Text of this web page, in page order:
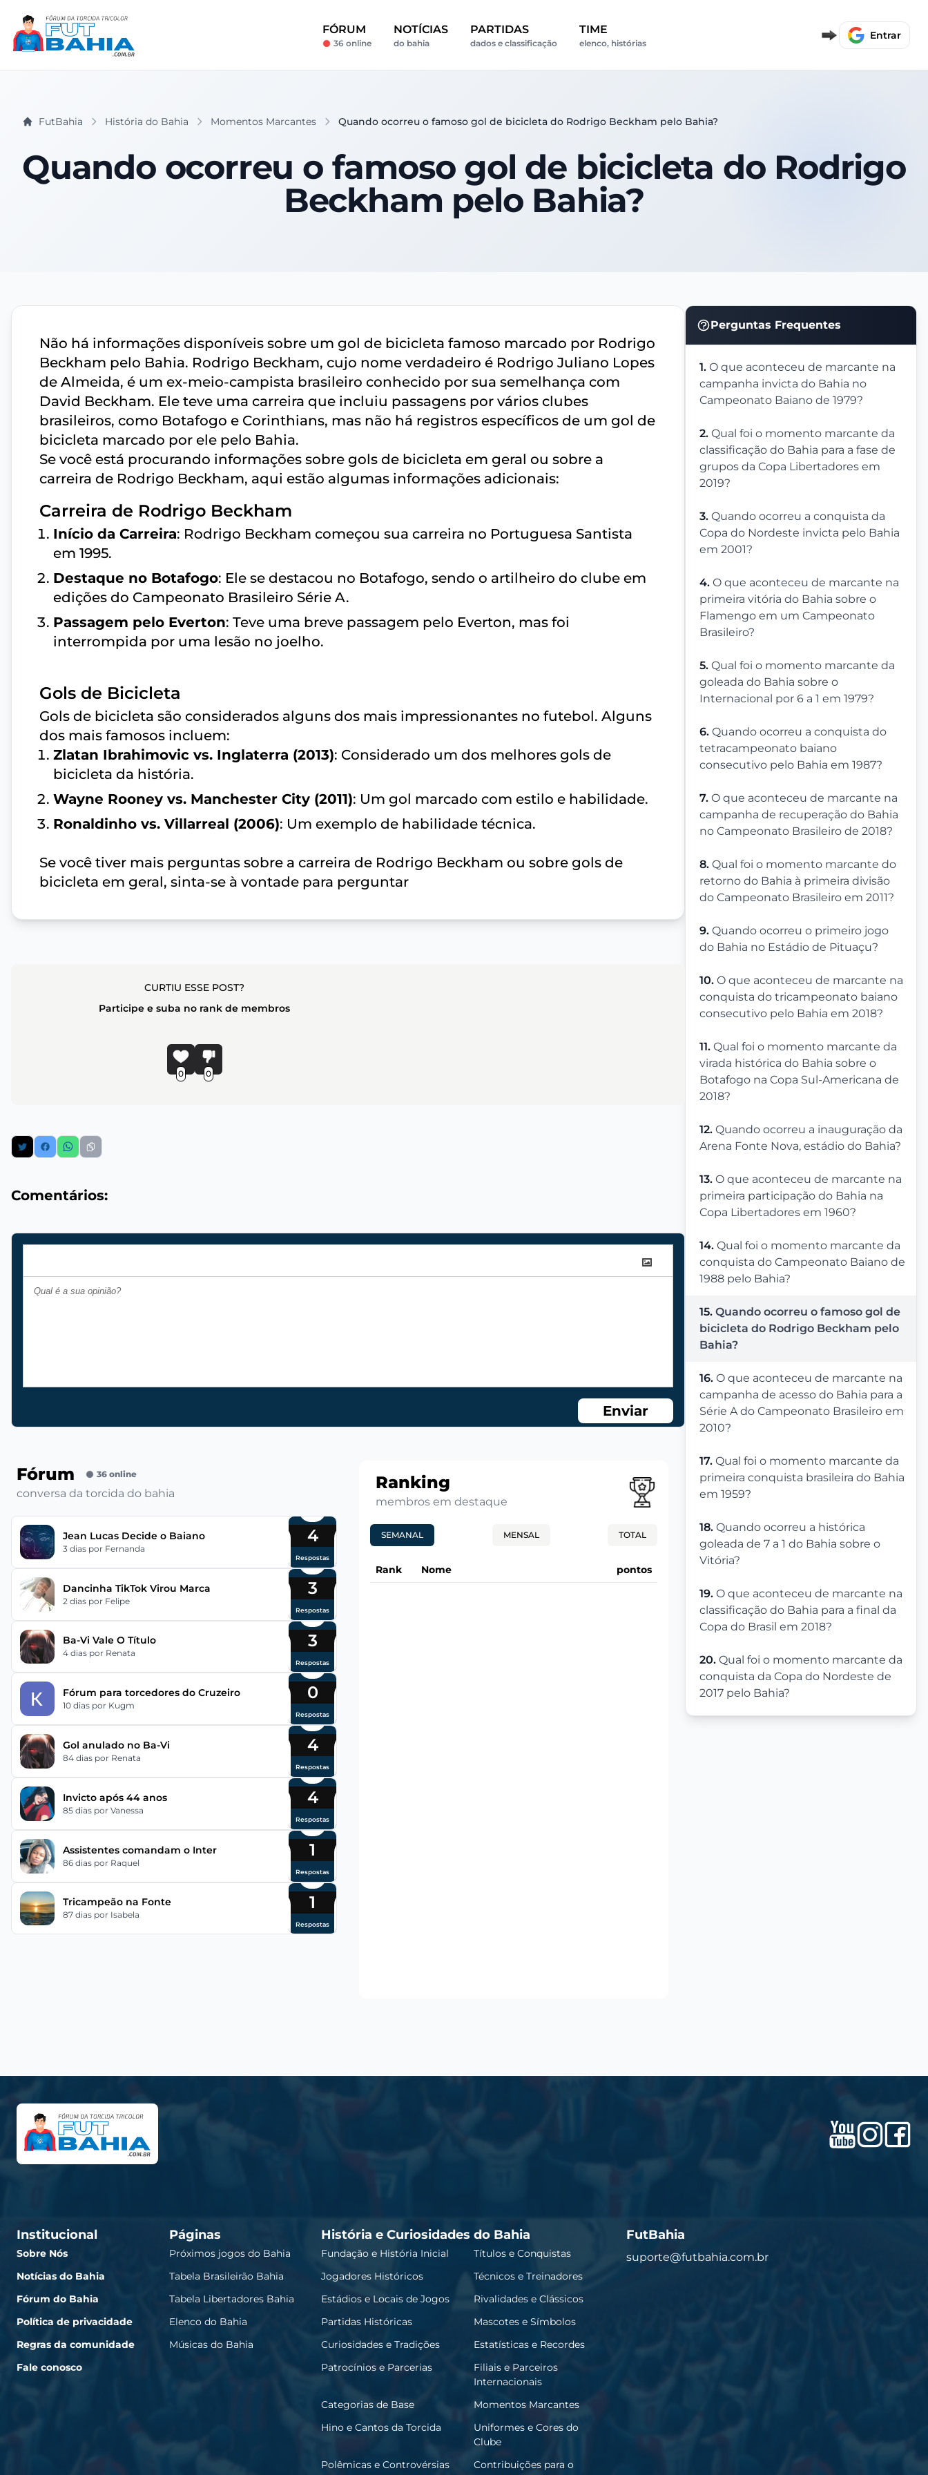
FÓRUM
36 online
NOTÍCIAS
do bahia
PARTIDAS
dados e classificação
TIME
elenco, histórias
Entrar
FutBahia História do Bahia Momentos Marcantes Quando ocorreu o famoso gol de bicicleta do Rodrigo Beckham pelo Bahia?
Quando ocorreu o famoso gol de bicicleta do Rodrigo
Beckham pelo Bahia?
Perguntas Frequentes
1. O que aconteceu de marcante na
campanha invicta do Bahia no
Campeonato Baiano de 1979?
2. Qual foi o momento marcante da
classificação do Bahia para a fase de
grupos da Copa Libertadores em
2019?
3. Quando ocorreu a conquista da
Copa do Nordeste invicta pelo Bahia
em 2001?
4. O que aconteceu de marcante na
primeira vitória do Bahia sobre o
Flamengo em um Campeonato
Brasileiro?
5. Qual foi o momento marcante da
goleada do Bahia sobre o
Internacional por 6 a 1 em 1979?
6. Quando ocorreu a conquista do
tetracampeonato baiano
consecutivo pelo Bahia em 1987?
7. O que aconteceu de marcante na
campanha de recuperação do Bahia
no Campeonato Brasileiro de 2018?
8. Qual foi o momento marcante do
retorno do Bahia à primeira divisão
do Campeonato Brasileiro em 2011?
9. Quando ocorreu o primeiro jogo
do Bahia no Estádio de Pituaçu?
10. O que aconteceu de marcante na
conquista do tricampeonato baiano
consecutivo pelo Bahia em 2018?
11. Qual foi o momento marcante da
virada histórica do Bahia sobre o
Botafogo na Copa Sul-Americana de
2018?
12. Quando ocorreu a inauguração da
Arena Fonte Nova, estádio do Bahia?
13. O que aconteceu de marcante na
primeira participação do Bahia na
Copa Libertadores em 1960?
14. Qual foi o momento marcante da
conquista do Campeonato Baiano de
1988 pelo Bahia?
15. Quando ocorreu o famoso gol de
bicicleta do Rodrigo Beckham pelo
Bahia?
16. O que aconteceu de marcante na
campanha de acesso do Bahia para a
Série A do Campeonato Brasileiro em
2010?
17. Qual foi o momento marcante da
primeira conquista brasileira do Bahia
em 1959?
18. Quando ocorreu a histórica
goleada de 7 a 1 do Bahia sobre o
Vitória?
19. O que aconteceu de marcante na
classificação do Bahia para a final da
Copa do Brasil em 2018?
20. Qual foi o momento marcante da
conquista da Copa do Nordeste de
2017 pelo Bahia?
Não há informações disponíveis sobre um gol de bicicleta famoso marcado por Rodrigo
Beckham pelo Bahia. Rodrigo Beckham, cujo nome verdadeiro é Rodrigo Juliano Lopes
de Almeida, é um ex-meio-campista brasileiro conhecido por sua semelhança com
David Beckham. Ele teve uma carreira que incluiu passagens por vários clubes
brasileiros, como Botafogo e Corinthians, mas não há registros específicos de um gol de
bicicleta marcado por ele pelo Bahia.
Se você está procurando informações sobre gols de bicicleta em geral ou sobre a
carreira de Rodrigo Beckham, aqui estão algumas informações adicionais:
Carreira de Rodrigo Beckham
Início da Carreira: Rodrigo Beckham começou sua carreira no Portuguesa Santista
em 1995.
Destaque no Botafogo: Ele se destacou no Botafogo, sendo o artilheiro do clube em
edições do Campeonato Brasileiro Série A.
Passagem pelo Everton: Teve uma breve passagem pelo Everton, mas foi
interrompida por uma lesão no joelho.
Gols de Bicicleta
Gols de bicicleta são considerados alguns dos mais impressionantes no futebol. Alguns
dos mais famosos incluem:
Zlatan Ibrahimovic vs. Inglaterra (2013): Considerado um dos melhores gols de
bicicleta da história.
Wayne Rooney vs. Manchester City (2011): Um gol marcado com estilo e habilidade.
Ronaldinho vs. Villarreal (2006): Um exemplo de habilidade técnica.
Se você tiver mais perguntas sobre a carreira de Rodrigo Beckham ou sobre gols de
bicicleta em geral, sinta-se à vontade para perguntar
CURTIU ESSE POST?
Participe e suba no rank de membros
0 0
Comentários:
Enviar
Fórum 36 online
conversa da torcida do bahia
Jean Lucas Decide o Baiano
3 dias por Fernanda
4
Respostas
Dancinha TikTok Virou Marca
2 dias por Felipe
3
Respostas
Ba-Vi Vale O Título
4 dias por Renata
3
Respostas
Fórum para torcedores do Cruzeiro
10 dias por Kugm
0
Respostas
Gol anulado no Ba-Vi
84 dias por Renata
4
Respostas
Invicto após 44 anos
85 dias por Vanessa
4
Respostas
Assistentes comandam o Inter
86 dias por Raquel
1
Respostas
Tricampeão na Fonte
87 dias por Isabela
1
Respostas
Ranking
membros em destaque
SEMANAL MENSAL TOTAL
Rank Nome pontos
Institucional
Sobre Nós
Notícias do Bahia
Fórum do Bahia
Política de privacidade
Regras da comunidade
Fale conosco
Páginas
Próximos jogos do Bahia
Tabela Brasileirão Bahia
Tabela Libertadores Bahia
Elenco do Bahia
Músicas do Bahia
História e Curiosidades do Bahia
Fundação e História Inicial
Títulos e Conquistas
Jogadores Históricos
Técnicos e Treinadores
Estádios e Locais de Jogos
Rivalidades e Clássicos
Partidas Históricas
Mascotes e Símbolos
Curiosidades e Tradições
Estatísticas e Recordes
Patrocínios e Parcerias
Filiais e Parceiros
Internacionais
Categorias de Base
Momentos Marcantes
Hino e Cantos da Torcida
Uniformes e Cores do
Clube
Polêmicas e Controvérsias
Contribuições para o
FutBahia
suporte@futbahia.com.br